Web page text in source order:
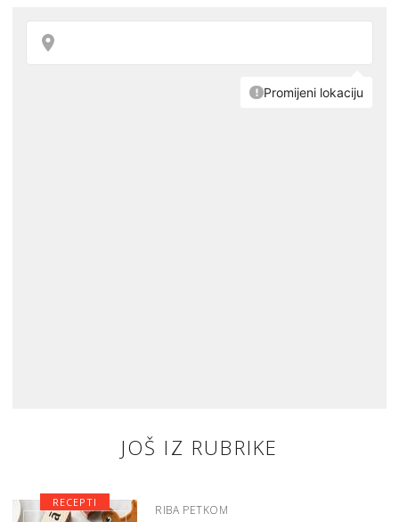
JOŠ IZ RUBRIKE
RIBA PETKOM
RECEPTI